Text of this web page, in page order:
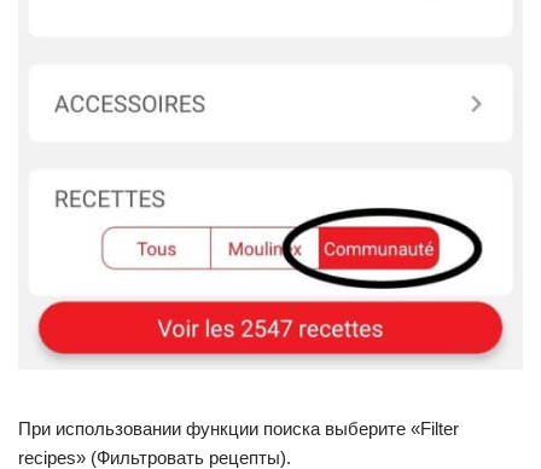
При использовании функции поиска выберите «Filter
recipes» (Фильтровать рецепты).